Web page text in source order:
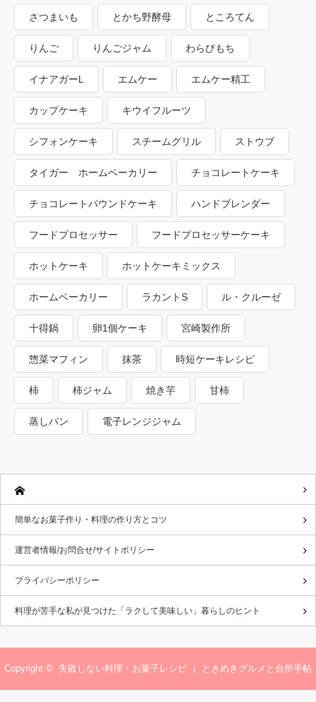
さつまいも とかち野酵母 ところてん
りんご りんごジャム わらびもち
イナアガーL エムケー エムケー精工
カップケーキ キウイフルーツ
シフォンケーキ スチームグリル ストウブ
タイガー ホームベーカリー チョコレートケーキ
チョコレートパウンドケーキ ハンドブレンダー
フードプロセッサー フードプロセッサーケーキ
ホットケーキ ホットケーキミックス
ホームベーカリー ラカントS ル・クルーゼ
十得鍋 卵1個ケーキ 宮崎製作所
惣菜マフィン 抹茶 時短ケーキレシピ
柿 柿ジャム 焼き芋 甘柿
蒸しパン 電子レンジジャム
簡単なお菓子作り・料理の作り方とコツ
運営者情報/お問合せ/サイトポリシー
プライバシーポリシー
料理が苦手な私が見つけた「ラクして美味しい」暮らしのヒント
Copyright © 失敗しない料理・お菓子レシピ ｜ ときめきグルメと台所手帖